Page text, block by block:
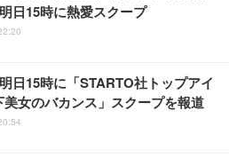
日15時に熱愛スクープ
日15時に「STARTO社トップアイ
美女のバカンス」スクープを報道